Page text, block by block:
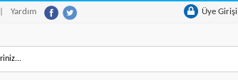
Yardım Üye Girişi